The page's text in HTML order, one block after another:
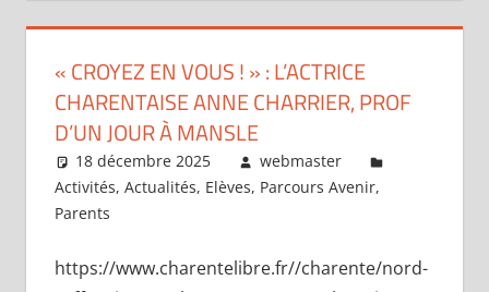
« CROYEZ EN VOUS ! » : L’ACTRICE
CHARENTAISE ANNE CHARRIER, PROF
D’UN JOUR À MANSLE
18 décembre 2025
webmaster
Activités, Actualités, Elèves, Parcours Avenir,
Parents
https://www.charentelibre.fr//charente/nord-